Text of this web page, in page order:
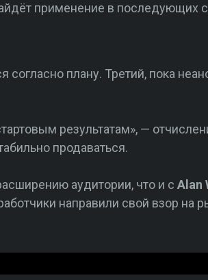
применение в последующих
согласно плану. Третий, пока
результатам», —
продаваться.
аудитории, что и с Alan
направили свой взор на